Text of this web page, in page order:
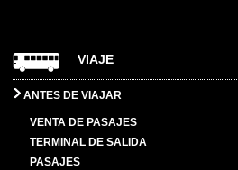
VIAJE
ANTES DE VIAJAR
VENTA DE PASAJES
TERMINAL DE SALIDA
PASAJES